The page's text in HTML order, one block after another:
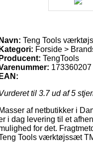
Navn: Teng Tools
Kategori: Forside >
Producent: TengTools
173360207
EAN:
til 3.7ud af 5
Masser af netbutikker i
i dag levering til et
for det.
Tools værktøjssæt